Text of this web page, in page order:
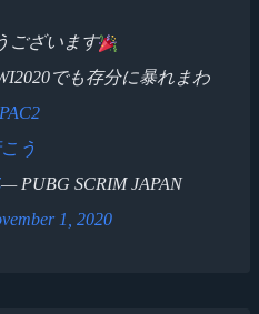
ございます
でも存分に暴れまわ
う
— PUBG SCRIM JAPAN
1, 2020